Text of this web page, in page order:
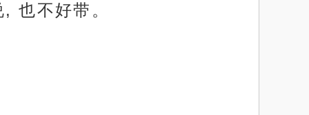
也不好带。